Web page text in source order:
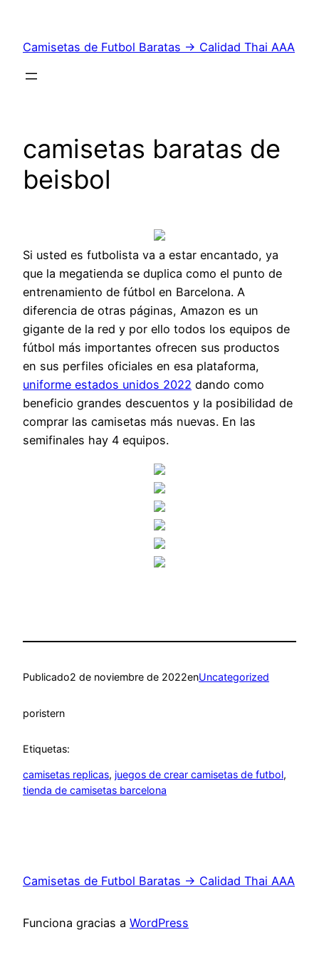
contenido
Camisetas de Futbol Baratas → Calidad Thai AAA
camisetas baratas de
beisbol
Si usted es futbolista va a estar encantado, ya
que la megatienda se duplica como el punto de
entrenamiento de fútbol en Barcelona. A
diferencia de otras páginas, Amazon es un
gigante de la red y por ello todos los equipos de
fútbol más importantes ofrecen sus productos
en sus perfiles oficiales en esa plataforma,
uniforme estados unidos 2022 dando como
beneficio grandes descuentos y la posibilidad de
comprar las camisetas más nuevas. En las
semifinales hay 4 equipos.
Publicado2 de noviembre de 2022enUncategorized
poristern
Etiquetas:
camisetas replicas, juegos de crear camisetas de futbol
tienda de camisetas barcelona
Camisetas de Futbol Baratas → Calidad Thai AAA
Funciona gracias a WordPress